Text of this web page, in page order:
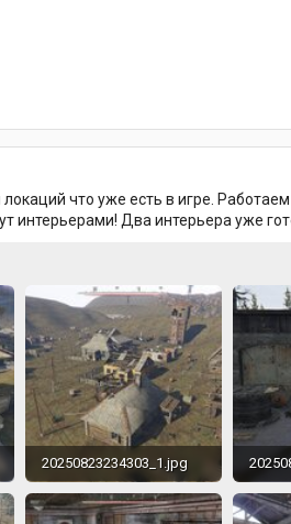
что уже есть в игре.
интерьерами! Два интерьера уже
20250823234303_1.jpg
633.5 KB · Просмотры: 296